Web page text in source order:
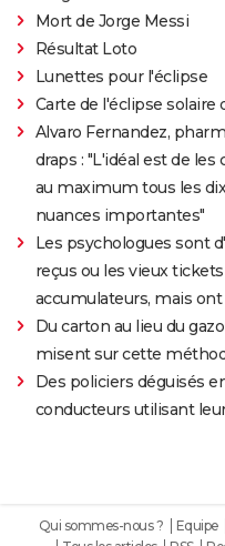
Mort de Jorge Messi
Résultat Loto
Lunettes pour l'éclipse
Carte de l'éclipse solaire
Alvaro Fernandez,
draps : "L'idéal est de
au maximum tous les
nuances importantes"
Les psychologues sont
reçus ou les vieux
accumulateurs, mais
Du carton au lieu du
misent sur cette
Des policiers déguisés
conducteurs utilisant
Qui sommes-nous ? Equipe